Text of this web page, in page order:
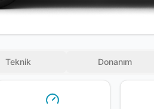
Teknik Donanım